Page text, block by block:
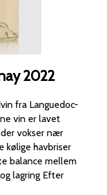
2022
fra Languedoc-
vokser nær
balance mellem
og kold